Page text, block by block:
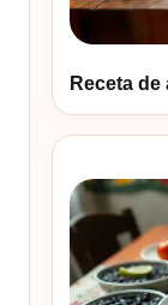
Receta